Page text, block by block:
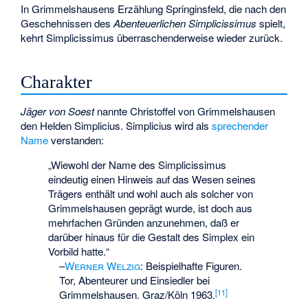
In Grimmelshausens ErzählungSpringinsfeld, die nach den
Geschehnissen desAbenteuerlichen Simplicissimus spielt,
kehrt Simplicissimus überraschenderweise wieder zurück.
Charakter
Jäger von Soestnannte Christoffel von Grimmelshausen
den Helden Simplicius. Simplicius wird alssprechender
Nameverstanden:
„Wiewohl der Name des Simplicissimus
eindeutig einen Hinweis auf das Wesen seines
Trägers enthält und wohl auch als solcher von
Grimmelshausen geprägt wurde, ist doch aus
mehrfachen Gründen anzunehmen, daß er
darüber hinaus für die Gestalt des Simplex ein
Vorbild hatte.“
–Werner Welzig: Beispielhafte Figuren.
Tor, Abenteurer und Einsiedler bei
Grimmelshausen. Graz/Köln 1963.[11]